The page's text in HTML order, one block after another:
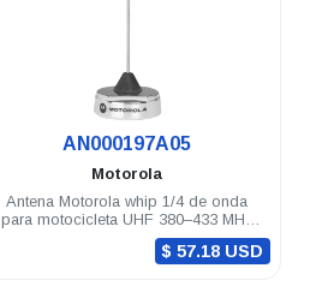
AN000197A05
Motorola
Antena Motorola whip 1/4 de onda
para motocicleta UHF 380–433 MHz
APX8500
$ 57.18 USD